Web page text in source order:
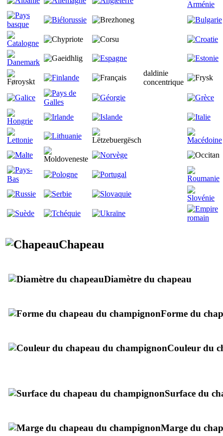
daldinie
concentrique
Chapeau
Diamètre du chapeau
Forme du
Couleur du
Surface du
Marge du